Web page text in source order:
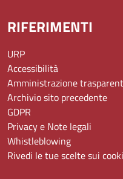
RIFERIMENTI
URP
Accessibilità
Amministrazione
Archivio sito precedente
GDPR
Privacy e Note legali
Whistleblowing
Rivedi le tue scelte sui